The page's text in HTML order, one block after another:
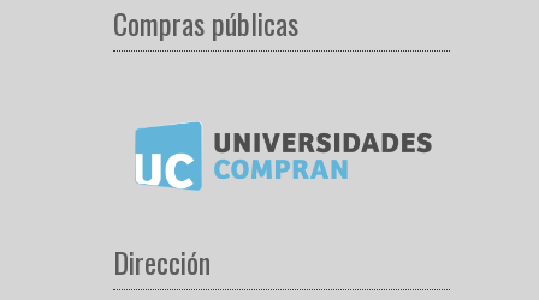
Compras públicas
Dirección